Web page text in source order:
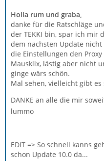
Holla rum und graba,
danke für die Ratschläge
der TEKKI bin, spar ich mir
dem nächsten Update
die Einstellungen den
Mausklix, lästig aber nicht
ginge wärs schön.
Mal sehen, vielleicht gibt
DANKE an alle die mir
lummo
EDIT => So schnell kanns
schon Update 10.0 da...